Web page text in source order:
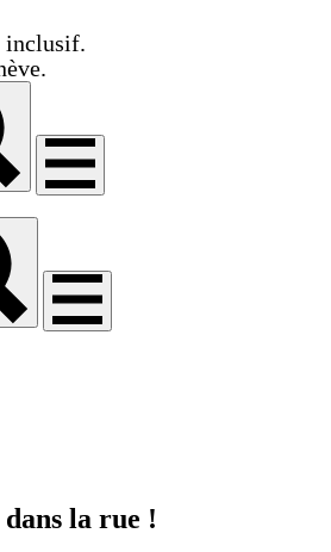
inclusif.
la rue !